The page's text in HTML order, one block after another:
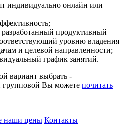
индивидуально онлайн или
продуктивный
уровню владения
и целевой направленности;
график занятий.
вариант выбрать -
групповой Вы можете почитать
наши цены Контакты